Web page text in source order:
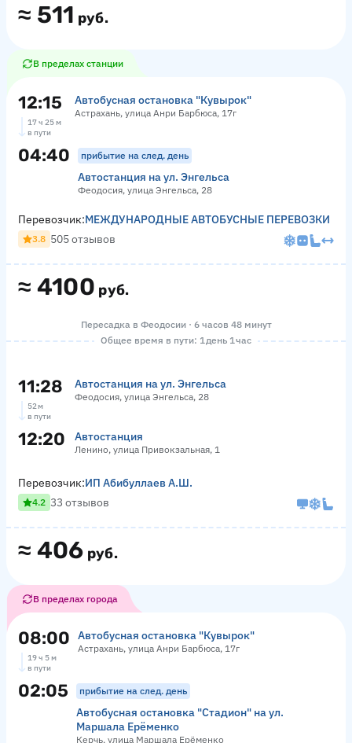
≈ 511 руб.
В пределах станции
12:15 Автобусная остановка "Кувырок"
Астрахань, улица Анри Барбюса, 17г
17 ч 25 м
в пути
04:40 прибытие на след. день
Автостанция на ул. Энгельса
Феодосия, улица Энгельса, 28
≈ 4100 руб.
Перевозчик:МЕЖДУНАРОДНЫЕ АВТОБУСНЫЕ ПЕРЕВОЗКИ
3.8 505 отзывов
Пересадка в Феодосии · 6 часов 48 минут
Общее время в пути: 1 день 1 час
11:28 Автостанция на ул. Энгельса
Феодосия, улица Энгельса, 28
52 м
в пути
12:20 Автостанция
Ленино, улица Привокзальная, 1
≈ 406 руб.
Перевозчик:ИП Абибуллаев А.Ш.
4.2 33 отзывов
В пределах города
08:00 Автобусная остановка "Кувырок"
Астрахань, улица Анри Барбюса, 17г
19 ч 5 м
в пути
02:05 прибытие на след. день
Автобусная остановка "Стадион" на ул.
Маршала Ерёменко
Керчь, улица Маршала Ерёменко